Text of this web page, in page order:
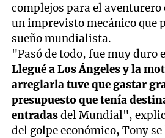
complejos para el aventurero
un imprevisto mecánico que
sueño mundialista.
"Pasó de todo, fue muy duro
Llegué a Los Ángeles y la
arreglarla tuve que gastar
presupuesto que tenía
entradasdel Mundial",
del golpe económico, Tony